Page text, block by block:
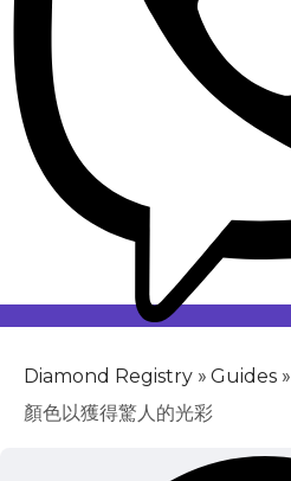
Diamond Registry » Guides »
顏色以獲得驚人的光彩